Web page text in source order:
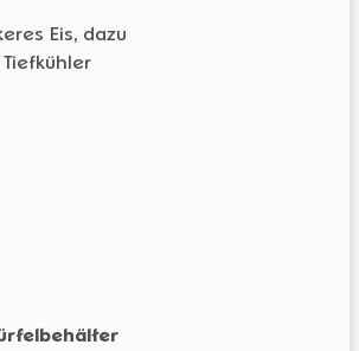
Eis, dazu
Tiefkühler